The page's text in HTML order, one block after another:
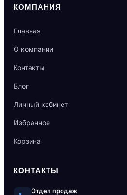
КОМПАНИЯ
Главная
О компании
Контакты
Блог
Личный кабинет
Избранное
Корзина
КОНТАКТЫ
Отдел продаж